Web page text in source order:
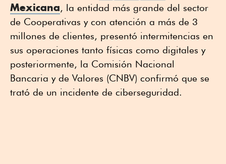
Mexicana, la entidad más grande del sector
de Cooperativas y con atención a más de 3
millones de clientes, presentó intermitencias en
sus operaciones tanto físicas como digitales y
posteriormente, la Comisión Nacional
Bancaria y de Valores (CNBV) confirmó que se
trató de un incidente de ciberseguridad.